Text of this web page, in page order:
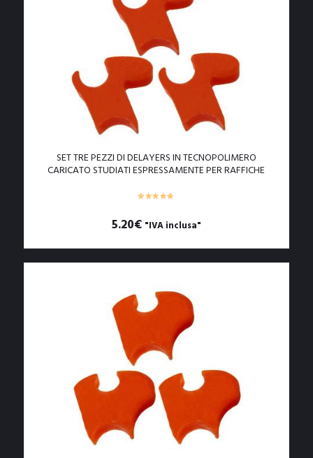
SET TRE PEZZI DI DELAYERS IN TECNOPOLIMERO
CARICATO STUDIATI ESPRESSAMENTE PER RAFFICHE
5.20€ "IVA inclusa"